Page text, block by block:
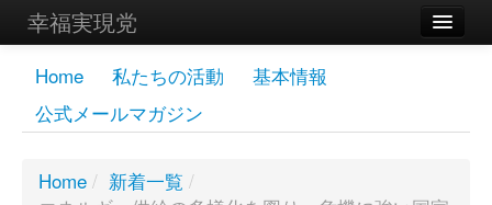
幸福実現党
メンバーズページ
党員
Home 私たちの活動
基本情報
公式メールマガジン
Home / 新着一覧 /